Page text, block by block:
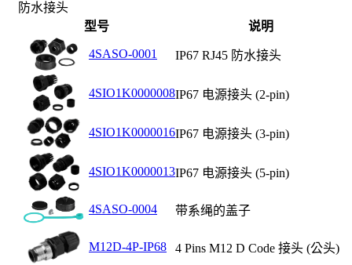
防水接头
型号
说明
4SASO-0001 IP67 RJ45 防水接头
4SIO1K0000008IP67 电源接头 (2-pin)
4SIO1K0000016IP67 电源接头 (3-pin)
4SIO1K0000013IP67 电源接头 (5-pin)
4SASO-0004 带系绳的盖子
M12D-4P-IP68 4 Pins M12 D Code 接头 (公头)